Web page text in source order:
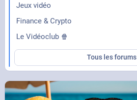
Jeux vidéo
Finance & Crypto
Le Vidéoclub 🍿
Tous les forums